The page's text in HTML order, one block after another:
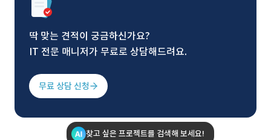
딱 맞는 견적이 궁금하신가요?
IT 전문 매니저가 무료로 상담해드려요.
무료 상담 신청
찾고 싶은 프로젝트를 검색해 보세요!